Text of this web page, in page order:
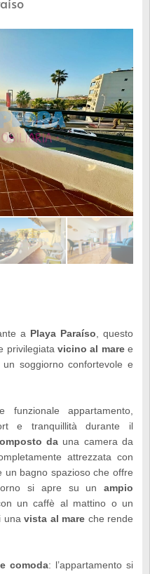
a Playa Paraíso , questo
privilegiata vicino al maree
soggiorno confortevole e
appartamento,
e tranquillità durante il
da una camera da
attrezzata con
un bagno spazioso che offre
si apre su un ampio
un caffè al mattino o un
una vista al mare che rende
comoda: l’appartamento si